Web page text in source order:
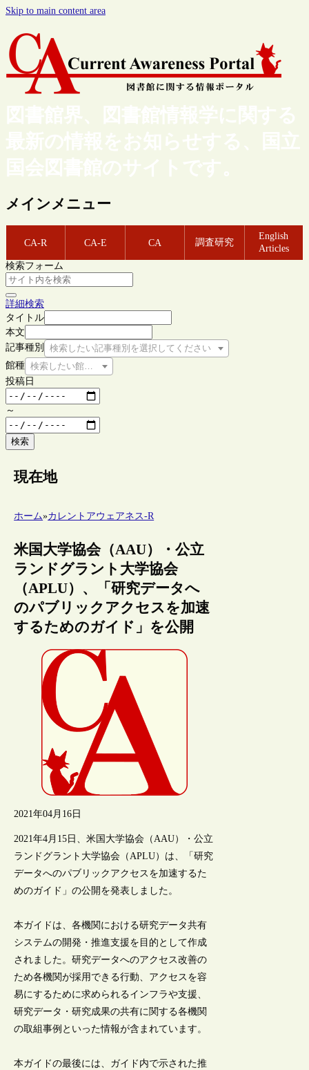
Skip to main content area
図書館界、図書館情報学に関する
最新の情報をお知らせする、国立
国会図書館のサイトです。
メインメニュー
CA-R CA-E CA 調査研究
English
Articles
検索フォーム
詳細検索
タイトル
本文
記事種別
検索したい記事種別を選択してください
館種 検索したい館種を選択してください
投稿日
～
検索
現在地
ホーム»カレントアウェアネス-R
米国大学協会（AAU）・公立
ランドグラント大学協会
（APLU）、「研究データへ
のパブリックアクセスを加速
するためのガイド」を公開
2021年04月16日
2021年4月15日、米国大学協会（AAU）・公立
ランドグラント大学協会（APLU）は、「研究
データへのパブリックアクセスを加速するた
めのガイド」の公開を発表しました。
本ガイドは、各機関における研究データ共有
システムの開発・推進支援を目的として作成
されました。研究データへのアクセス改善の
ため各機関が採用できる行動、アクセスを容
易にするために求められるインフラや支援、
研究データ・研究成果の共有に関する各機関
の取組事例といった情報が含まれています。
本ガイドの最後には、ガイド内で示された推